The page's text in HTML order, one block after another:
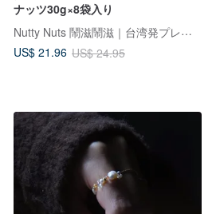
ナッツ30g×8袋入り
Nutty Nuts 鬧滋鬧滋｜台湾発プレミアムナッツ
US$ 21.96 US$ 24.95